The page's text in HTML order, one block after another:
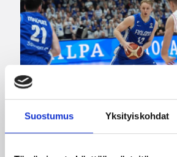
Suostumus Yksityiskohdat